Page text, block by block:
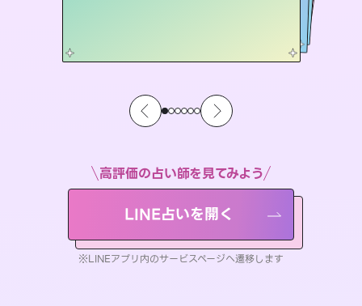
高評価の占い師を見てみよう
LINE占いを開く
※LINEアプリ内のサービスページへ遷移します